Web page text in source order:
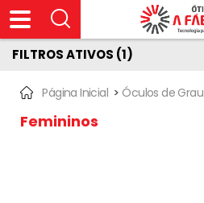
Página Inicial > Óculos de Grau
FILTROS ATIVOS (1)
Femininos